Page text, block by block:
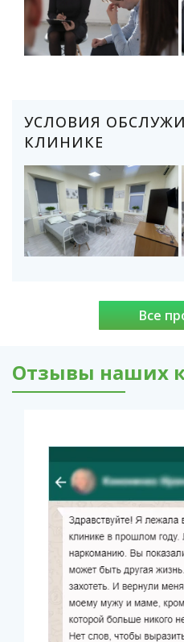
УСЛОВИЯ
КЛИНИКЕ
Все
Отзывы наших